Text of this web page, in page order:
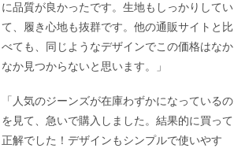
に品質が良かったです。生地もしっかりしてい
て、履き心地も抜群です。他の通販サイトと比
べても、同じようなデザインでこの価格はなか
なか見つからないと思います。」
「人気のジーンズが在庫わずかになっているの
を見て、急いで購入しました。結果的に買って
正解でした！デザインもシンプルで使いやす